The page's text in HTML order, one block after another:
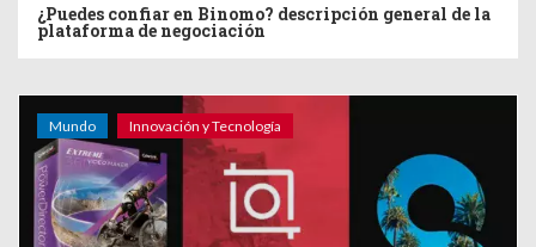
¿Puedes confiar en Binomo? descripción general de la
plataforma de negociación
Mundo Innovación y Tecnología